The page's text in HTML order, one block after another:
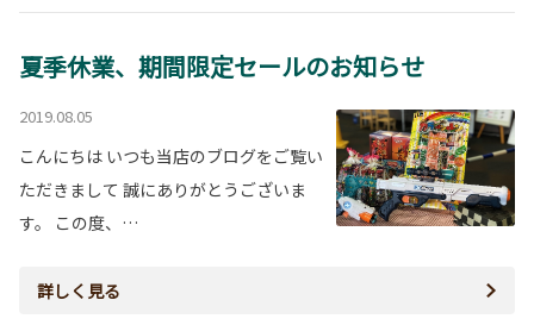
夏季休業、期間限定セールのお知らせ
2019.08.05
こんにちは いつも当店のブログをご覧い
ただきまして 誠にありがとうございま
す。 この度、…
詳しく見る